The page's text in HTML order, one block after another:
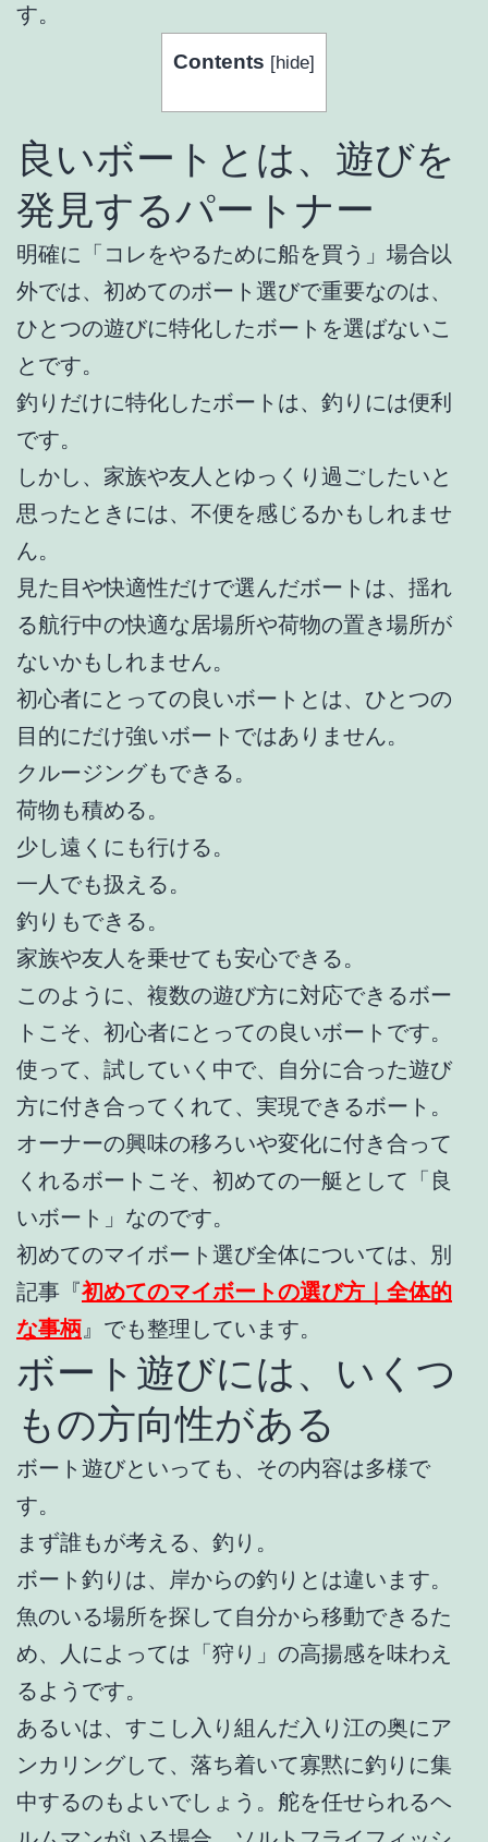
す。
Contents [hide]
良いボートとは、遊びを
発見するパートナー
明確に「コレをやるために船を買う」場合以
外では、初めてのボート選びで重要なのは、
ひとつの遊びに特化したボートを選ばないこ
とです。
釣りだけに特化したボートは、釣りには便利
です。
しかし、家族や友人とゆっくり過ごしたいと
思ったときには、不便を感じるかもしれませ
ん。
見た目や快適性だけで選んだボートは、揺れ
る航行中の快適な居場所や荷物の置き場所が
ないかもしれません。
初心者にとっての良いボートとは、ひとつの
目的にだけ強いボートではありません。
クルージングもできる。
荷物も積める。
少し遠くにも行ける。
一人でも扱える。
釣りもできる。
家族や友人を乗せても安心できる。
このように、複数の遊び方に対応できるボー
トこそ、初心者にとっての良いボートです。
使って、試していく中で、自分に合った遊び
方に付き合ってくれて、実現できるボート。
オーナーの興味の移ろいや変化に付き合って
くれるボートこそ、初めての一艇として「良
いボート」なのです。
初めてのマイボート選び全体については、別
記事『初めてのマイボートの選び方｜全体的
な事柄 』でも整理しています。
ボート遊びには、いくつ
もの方向性がある
ボート遊びといっても、その内容は多様で
す。
まず誰もが考える、釣り。
ボート釣りは、岸からの釣りとは違います。
魚のいる場所を探して自分から移動できるた
め、人によっては「狩り」の高揚感を味わえ
るようです。
あるいは、すこし入り組んだ入り江の奥にア
ンカリングして、落ち着いて寡黙に釣りに集
中するのもよいでしょう。舵を任せられるヘ